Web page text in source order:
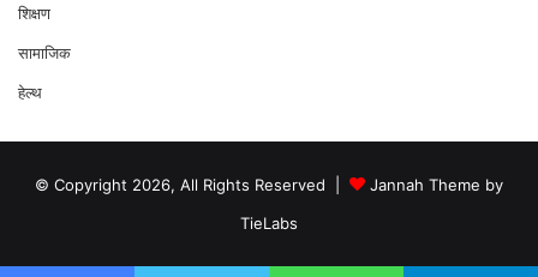
शिक्षण
सामाजिक
हेल्थ
© Copyright 2026, All Rights Reserved |
Jannah Theme by
TieLabs